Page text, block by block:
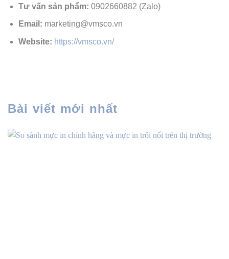
Tư vấn sản phẩm: 0902660882 (Zalo)
Email: marketing@vmsco.vn
Website: https://vmsco.vn/
Bài viết mới nhất